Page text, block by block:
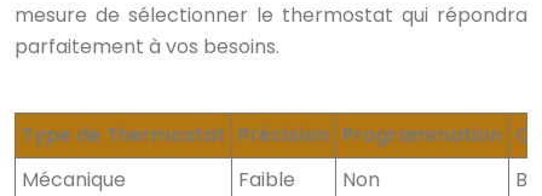
mesure de sélectionner le thermostat qui répondra
parfaitement à vos besoins.
Type de Thermostat Précision Programmation
Mécanique
Faible Non